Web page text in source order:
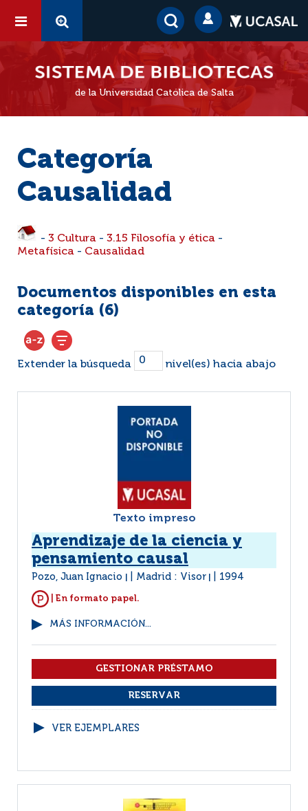
de la Universidad Católica de Salta
Categoría
Causalidad
- 3 Cultura - 3.15 Filosofía y ética -
Metafísica - Causalidad
Documentos disponibles en esta
categoría (6)
Extender la búsqueda nivel(es) hacia abajo
Texto impreso
Aprendizaje de la ciencia y
pensamiento causal
Pozo, Juan Ignacio Madrid : Visor 1994
| En formato papel.
MÁS INFORMACIÓN...
VER EJEMPLARES